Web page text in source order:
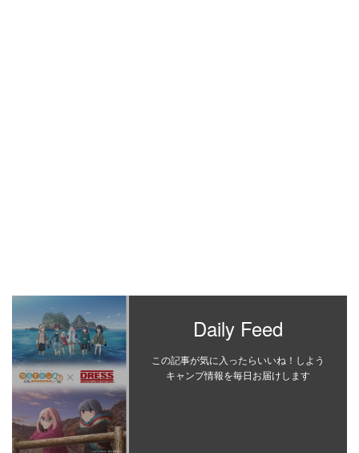
Daily Feed
この記事が気に入ったらいいね！しよう
キャンプ情報を毎日お届けします